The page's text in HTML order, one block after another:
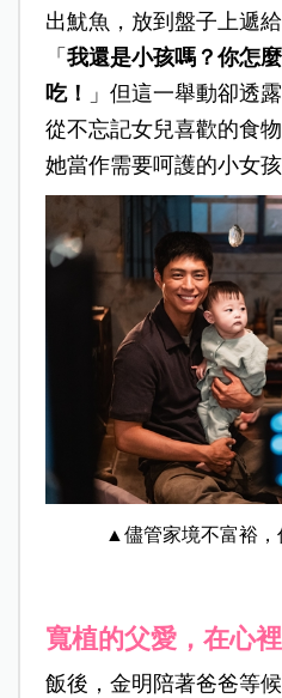
出魷魚，放到盤子上遞
「 我還是小孩嗎？你怎
吃！
」但這一舉動卻透
從不忘記女兒喜歡的食
她當作需要呵護的小女孩
▲儘管家境不富裕，
寬植的父愛，在心
飯後，金明陪著爸爸等